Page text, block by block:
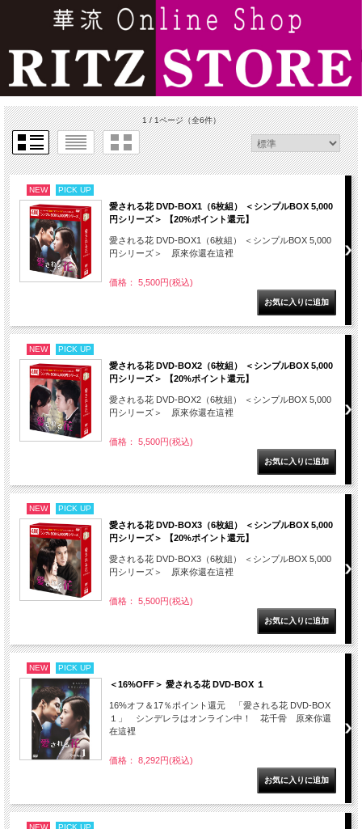
1 / 1ページ（全6件）
NEW PICK UP
愛される花 DVD-BOX1（6枚組） ＜シンプルBOX 5,000
円シリーズ＞ 【20%ポイント還元】
愛される花 DVD-BOX1（6枚組） ＜シンプルBOX 5,000
円シリーズ＞ 原來你還在這裡
価格： 5,500円(税込)
NEW PICK UP
愛される花 DVD-BOX2（6枚組） ＜シンプルBOX 5,000
円シリーズ＞ 【20%ポイント還元】
愛される花 DVD-BOX2（6枚組） ＜シンプルBOX 5,000
円シリーズ＞ 原來你還在這裡
価格： 5,500円(税込)
NEW PICK UP
愛される花 DVD-BOX3（6枚組） ＜シンプルBOX 5,000
円シリーズ＞ 【20%ポイント還元】
愛される花 DVD-BOX3（6枚組） ＜シンプルBOX 5,000
円シリーズ＞ 原來你還在這裡
価格： 5,500円(税込)
NEW PICK UP
＜16%OFF＞ 愛される花 DVD-BOX １
16%オフ＆17％ポイント還元 「愛される花 DVD-BOX
１」 シンデレラはオンライン中！ 花千骨 原來你還
在這裡
価格： 8,292円(税込)
NEW PICK UP